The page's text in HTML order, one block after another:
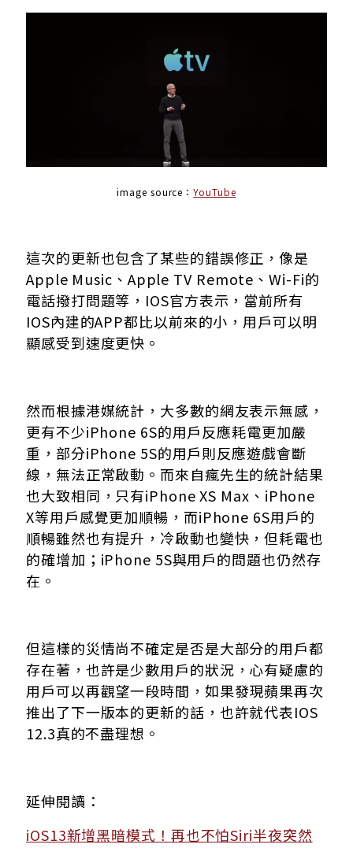
image source：YouTube
這次的更新也包含了某些的錯誤修正，像是
Apple Music、Apple TV Remote、Wi-Fi的
電話撥打問題等，IOS官方表示，當前所有
IOS內建的APP都比以前來的小，用戶可以明
顯感受到速度更快。
然而根據港媒統計，大多數的網友表示無感，
更有不少iPhone 6S的用戶反應耗電更加嚴
重，部分iPhone 5S的用戶則反應遊戲會斷
線，無法正常啟動。而來自瘋先生的統計結果
也大致相同，只有iPhone XS Max、iPhone
X等用戶感覺更加順暢，而iPhone 6S用戶的
順暢雖然也有提升，冷啟動也變快，但耗電也
的確增加；iPhone 5S與用戶的問題也仍然存
在。
但這樣的災情尚不確定是否是大部分的用戶都
存在著，也許是少數用戶的狀況，心有疑慮的
用戶可以再觀望一段時間，如果發現蘋果再次
推出了下一版本的更新的話，也許就代表IOS
12.3真的不盡理想。
延伸閱讀：
iOS13新增黑暗模式！再也不怕Siri半夜突然